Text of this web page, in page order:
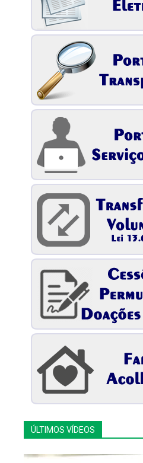
ÚLTIMOS VÍDEOS